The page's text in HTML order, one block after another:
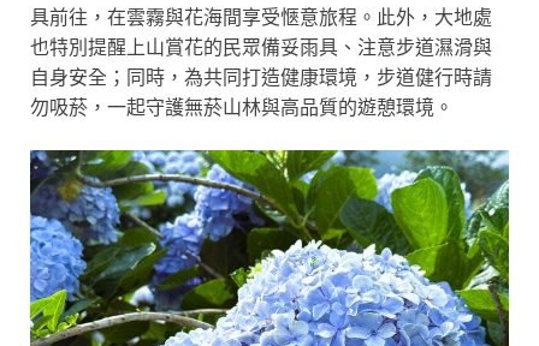
具前往，在雲霧與花海間享受愜意旅程。此外，大地處
也特別提醒上山賞花的民眾備妥雨具、注意步道濕滑與
自身安全；同時，為共同打造健康環境，步道健行時請
勿吸菸，一起守護無菸山林與高品質的遊憩環境。